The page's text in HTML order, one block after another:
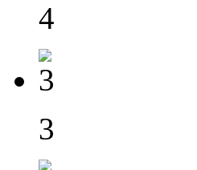
4
3